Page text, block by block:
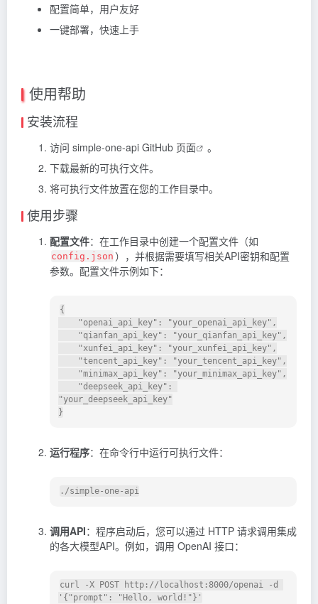
配置简单，用户友好
一键部署，快速上手
使用帮助
安装流程
访问 simple-one-api GitHub 页面
。
下载最新的可执行文件。
将可执行文件放置在您的工作目录中。
使用步骤
配置文件：在工作目录中创建一个配置文件（如
config.json ），并根据需要填写相关API密钥和配置
参数。配置文件示例如下：
{
"openai_api_key" : "your_openai_api_key" ,
"qianfan_api_key" : "your_qianfan_api_key" ,
"xunfei_api_key" : "your_xunfei_api_key" ,
"tencent_api_key" : "your_tencent_api_key" ,
"minimax_api_key" : "your_minimax_api_key" ,
"deepseek_api_key" :
"your_deepseek_api_key"
}
运行程序：在命令行中运行可执行文件：
调用API：程序启动后，您可以通过 HTTP 请求调用集成
的各大模型API。例如，调用 OpenAI 接口：
'{"prompt": "Hello, world!"}'